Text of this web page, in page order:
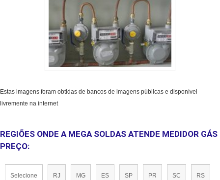
Estas imagens foram obtidas de bancos de imagens públicas e disponível
livremente na internet
REGIÕES ONDE A MEGA SOLDAS ATENDE MEDIDOR GÁS
PREÇO:
Selecione RJ MG ES SP PR SC RS